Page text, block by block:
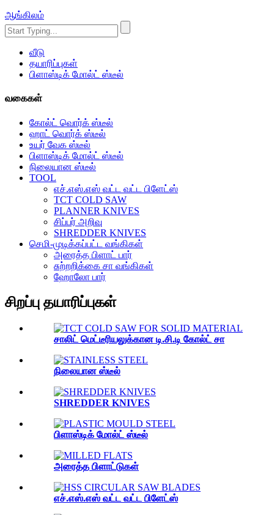
ஆங்கிலம்
வீடு
தயாரிப்புகள்
பிளாஸ்டிக் மோல்ட் ஸ்டீல்
வகைகள்
கோல்ட் வொர்க் ஸ்டீல்
ஹாட் வொர்க் ஸ்டீல்
உயர் வேக ஸ்டீல்
பிளாஸ்டிக் மோல்ட் ஸ்டீல்
நிலையான ஸ்டீல்
TOOL
எச்.எஸ்.எஸ் வட்ட வட்ட பிளேட்ஸ்
TCT COLD SAW
PLANNER KNIVES
சிப்பர் அறிவு
SHREDDER KNIVES
செமி-முடிக்கப்பட்ட வங்கிகள்
அரைத்த பிளாட் பார்
சுற்றறிக்கை சா வங்கிகள்
ஹோலோ பார்
சிறப்பு தயாரிப்புகள்
சாலிட் மெட்டீரியலுக்கான டி.சி.டி கோல்ட் சா
நிலையான ஸ்டீல்
SHREDDER KNIVES
பிளாஸ்டிக் மோல்ட் ஸ்டீல்
அரைத்த பிளாட்டுகள்
எச்.எஸ்.எஸ் வட்ட வட்ட பிளேட்ஸ்